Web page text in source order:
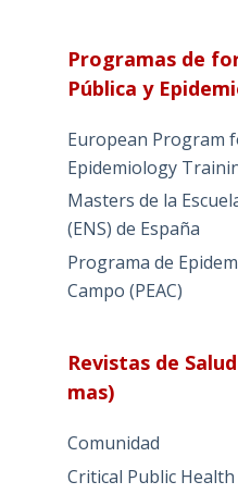
Programas de
Pública y
European Program
Epidemiology
Masters de la
(ENS) de España
Programa de
Campo (PEAC)
Revistas de
mas)
Comunidad
Critical Public Health